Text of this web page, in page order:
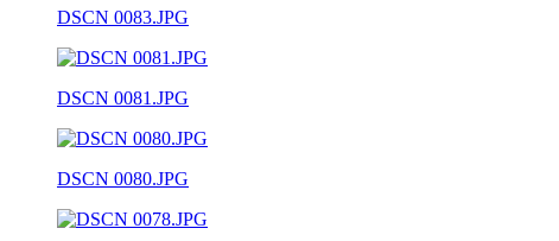
DSCN 0083.JPG
DSCN 0081.JPG
DSCN 0080.JPG